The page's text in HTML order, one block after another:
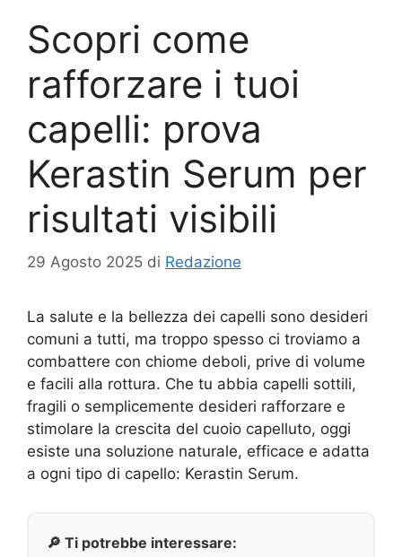
Scopri come
rafforzare i tuoi
capelli: prova
Kerastin Serum per
risultati visibili
29 Agosto 2025 di Redazione
La salute e la bellezza dei capelli sono desideri
comuni a tutti, ma troppo spesso ci troviamo a
combattere con chiome deboli, prive di volume
e facili alla rottura. Che tu abbia capelli sottili,
fragili o semplicemente desideri rafforzare e
stimolare la crescita del cuoio capelluto, oggi
esiste una soluzione naturale, efficace e adatta
a ogni tipo di capello: Kerastin Serum.
🔎 Ti potrebbe interessare: